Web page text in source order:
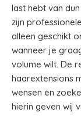
last hebt van
zijn
alleen geschikt
wanneer je
volume wilt. De
haarextensions
wensen en
hierin geven wij